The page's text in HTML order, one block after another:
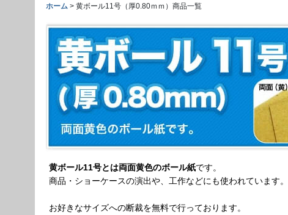
ホーム > 黄ボール11号（厚0.80ｍｍ）商品一覧
黄ボール11号とは両面黄色のボール紙です。
商品・ショーケースの演出や、工作などにも使われています。
お好きなサイズへの断裁を無料で行っております。